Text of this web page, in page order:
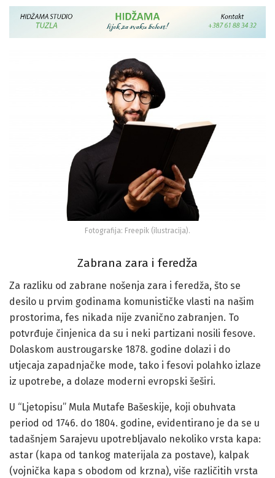
Fotografija: Freepik (ilustracija).
Zabrana zara i feredža
Za razliku od zabrane nošenja zara i feredža, što se
desilo u prvim godinama komunističke vlasti na našim
prostorima, fes nikada nije zvanično zabranjen. To
potvrđuje činjenica da su i neki partizani nosili fesove.
Dolaskom austrougarske 1878. godine dolazi i do
utjecaja zapadnjačke mode, tako i fesovi polahko izlaze
iz upotrebe, a dolaze moderni evropski šeširi.
U “Ljetopisu” Mula Mutafe Bašeskije, koji obuhvata
period od 1746. do 1804. godine, evidentirano je da se u
tadašnjem Sarajevu upotrebljavalo nekoliko vrsta kapa:
astar (kapa od tankog materijala za postave), kalpak
(vojnička kapa s obodom od krzna), više različitih vrsta